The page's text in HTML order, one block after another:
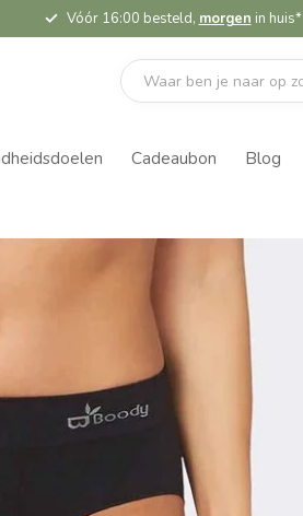
Vóór 16:00 besteld, morgen in huis*
Cadeaubon Blog